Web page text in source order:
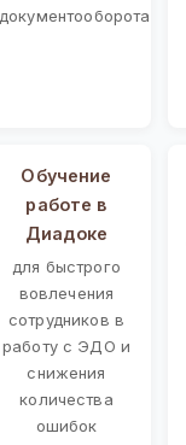
документооборота
Обучение
работе в
Диадоке
для быстрого
вовлечения
сотрудников в
работу с ЭДО и
снижения
количества
ошибок